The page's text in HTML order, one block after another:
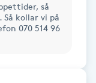
så
kollar vi på
070 514 96